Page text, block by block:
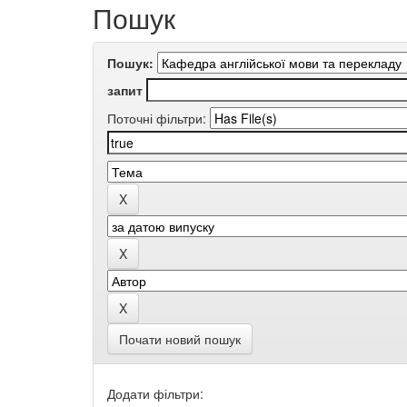
Пошук
Пошук:
запит
Поточні фільтри:
Почати новий пошук
Додати фільтри: